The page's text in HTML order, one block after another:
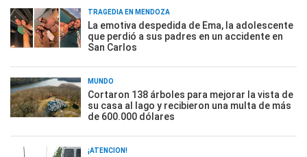
TRAGEDIA EN MENDOZA
La emotiva despedida de Ema, la adolescente
que perdió a sus padres en un accidente en
San Carlos
MUNDO
Cortaron 138 árboles para mejorar la vista de
su casa al lago y recibieron una multa de más
de 600.000 dólares
¡ATENCIÓN!